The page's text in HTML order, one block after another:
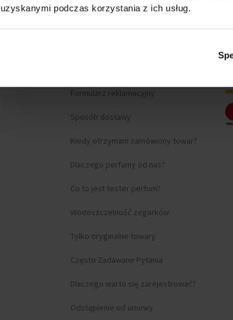
uzyskanymi podczas korzystania z ich usług.
Formularz reklamacyjny
Sposób dostawy
Kiedy otrzymam zamówiony towar?
Dlaczego perfumy od nas?
Co to jest tester perfum?
Wodoszczelność zegarków
Tylko oryginalne towary
Często Zadawane Pytania
Dlaczego warto się zarejestrować?
Odstąpienie od umowy